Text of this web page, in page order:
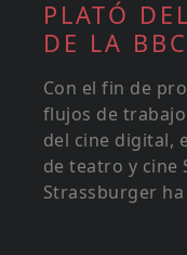
PLATÓ
DE LA BBC
Con el fin de
flujos de
del cine digital,
de teatro y cine
Strassburger